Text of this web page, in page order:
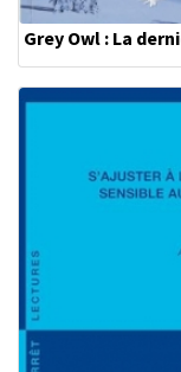
Grey Owl : La